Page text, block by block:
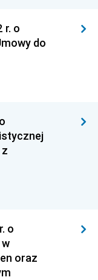
r. o
do
o
oraz